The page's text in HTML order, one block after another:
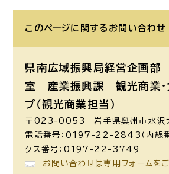
このページに関する お問い合わせ
県南広域振興局経営企画
室 産業振興課 観光商業・
プ（観光商業担当）
〒023-0053 岩手県奥州市水沢
電話番号：0197-22-2843（内線
クス番号：0197-22-3749
お問い合わせは専用フォームを